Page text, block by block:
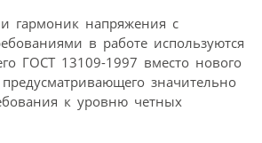
гармоник напряжения с
в работе используются
ГОСТ 13109-1997 вместо нового
значительно
к уровню четных